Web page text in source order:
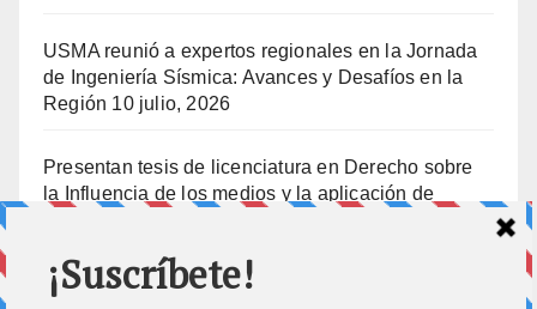
USMA reunió a expertos regionales en la Jornada
de Ingeniería Sísmica: Avances y Desafíos en la
Región 10 julio, 2026
Presentan tesis de licenciatura en Derecho sobre
la Influencia de los medios y la aplicación de